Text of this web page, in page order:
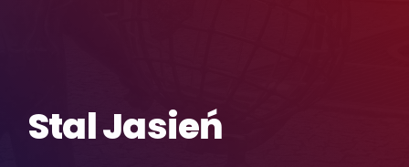
Stal Jasień